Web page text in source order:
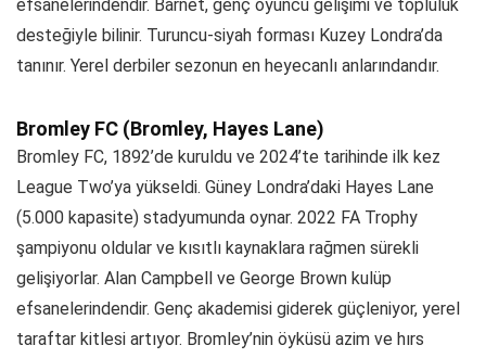
efsanelerindendir. Barnet, genç oyuncu gelişimi ve topluluk
desteğiyle bilinir. Turuncu-siyah forması Kuzey Londra’da
tanınır. Yerel derbiler sezonun en heyecanlı anlarındandır.
Bromley FC (Bromley, Hayes Lane)
Bromley FC, 1892’de kuruldu ve 2024’te tarihinde ilk kez
League Two’ya yükseldi. Güney Londra’daki Hayes Lane
(5.000 kapasite) stadyumunda oynar. 2022 FA Trophy
şampiyonu oldular ve kısıtlı kaynaklara rağmen sürekli
gelişiyorlar. Alan Campbell ve George Brown kulüp
efsanelerindendir. Genç akademisi giderek güçleniyor, yerel
taraftar kitlesi artıyor. Bromley’nin öyküsü azim ve hırs